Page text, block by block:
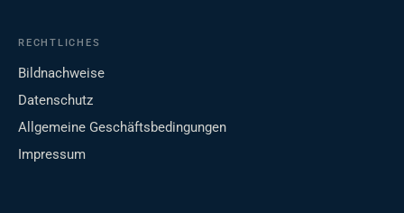
RECHTLICHES
Bildnachweise
Datenschutz
Allgemeine Geschäftsbedingungen
Impressum